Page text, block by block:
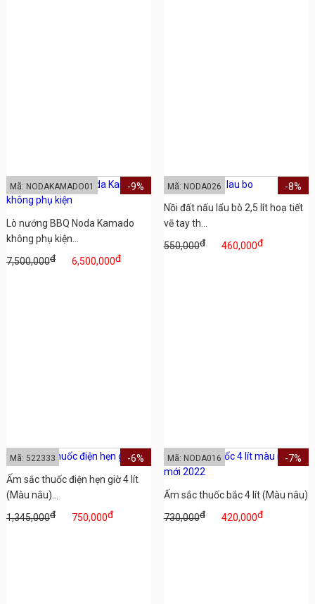
Lò nướng BBQ Noda Kamado
không phụ kiện...
7,500,000đ 6,500,000đ
-9%
Mã: NODAKAMADO01
Nồi đất nấu lẩu bò 2,5 lít hoạ tiết
vẽ tay th...
550,000đ 460,000đ
-8%
Mã: NODA026
Ấm sắc thuốc điện hẹn giờ 4 lít
(Màu nâu)...
1,345,000đ 750,000đ
-6%
Mã: 522333
Ấm sắc thuốc bắc 4 lít (Màu nâu)
730,000đ 420,000đ
-7%
Mã: NODA016